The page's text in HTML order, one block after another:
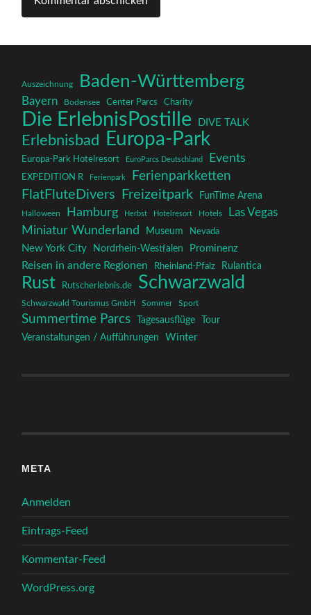
Auszeichnung Baden-Württemberg
Bayern Bodensee Center Parcs Charity
Die ErlebnisPostille DIVE TALK
Erlebnisbad Europa-Park
Europa-Park Hotelresort EuroParcs Deutschland Events
EXPEDITION R Ferienpark Ferienparkketten
FlatFluteDivers Freizeitpark FunTime Arena
Halloween Hamburg Herbst Hotelresort Hotels
Las Vegas
Miniatur Wunderland
Museum Nevada
New York City Nordrhein-Westfalen Prominenz
Reisen in andere Regionen Rheinland-Pfalz Rulantica
Rust Rutscherlebnis.de Schwarzwald
Schwarzwald Tourismus GmbH Sommer Sport
Summertime Parcs Tagesausflüge
Tour
Veranstaltungen / Aufführungen
Winter
META
Anmelden
Eintrags-Feed
Kommentar-Feed
WordPress.org